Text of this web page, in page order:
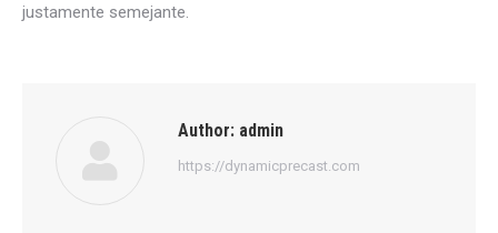
justamente semejante.
Author: admin
https://dynamicprecast.com